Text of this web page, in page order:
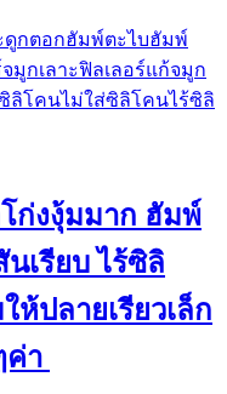
ดูกตอกฮัมพ์ตะไบฮัมพ์
จมูกเลาะฟิลเลอร์แก้จมูก
ลิโคนไม่ใส่ซิลิโคนไร้ซิลิ
ก่งงุ้มมาก ฮัมพ์
นเรียบ ไร้ซิลิ
ห้ปลายเรียวเล็ก
ค่า